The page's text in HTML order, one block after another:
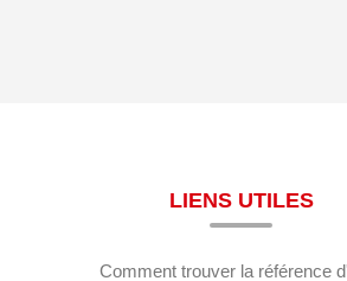
LIENS UTILES
Comment trouver la référence